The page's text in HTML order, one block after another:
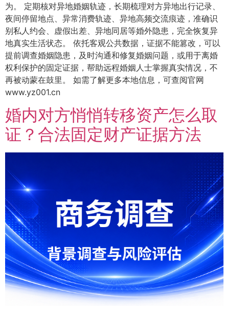
为。 定期核对异地婚姻轨迹，长期梳理对方异地出行记录、
夜间停留地点、异常消费轨迹、异地高频交流痕迹，准确识
别私人约会、虚假出差、异地同居等婚外隐患，完全恢复异
地真实生活状态。 依托客观公共数据，证据不能篡改，可以
提前调查婚姻隐患，及时沟通和修复婚姻问题，或用于离婚
权利保护的固定证据，帮助远程婚姻人士掌握真实情况，不
再被动蒙在鼓里。 如需了解更多本地信息，可查阅官网
www.yz001.cn
婚内对方悄悄转移资产怎么取
证？合法固定财产证据方法